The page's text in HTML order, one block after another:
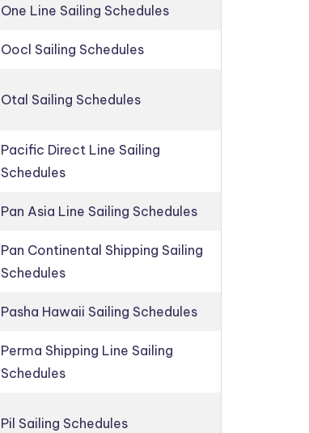
One Line Sailing Schedules
Oocl Sailing Schedules
Otal Sailing Schedules
Pacific Direct Line Sailing
Schedules
Pan Asia Line Sailing Schedules
Pan Continental Shipping Sailing
Schedules
Pasha Hawaii Sailing Schedules
Perma Shipping Line Sailing
Schedules
Pil Sailing Schedules